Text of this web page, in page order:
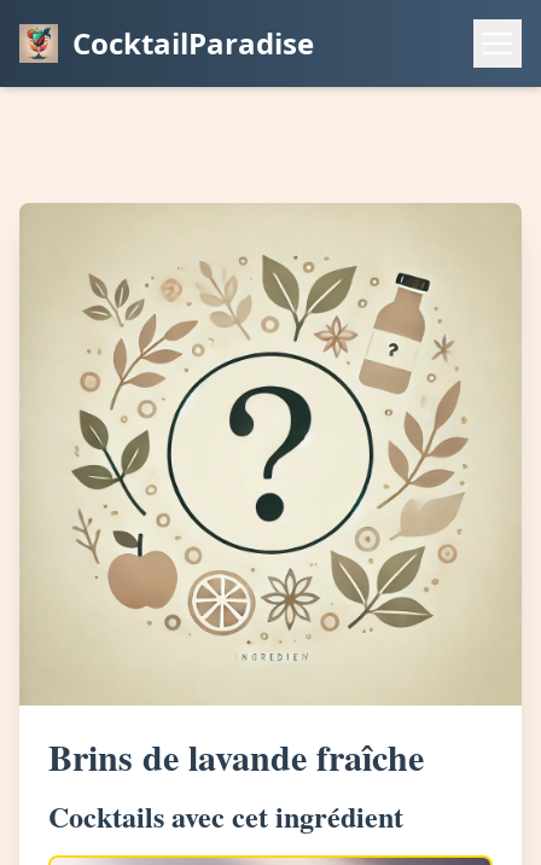
CocktailParadise
Brins de lavande fraîche
Cocktails avec cet ingrédient